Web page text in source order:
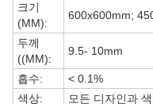
크기
(MM):
600x600mm;
두께
((MM):
9.5- 10mm
흡수:
< 0.1%
색상:
모든 디자인과